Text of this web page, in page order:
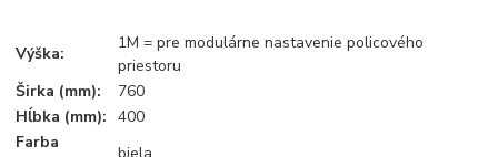
Výška:
1M = pre modulárne nastavenie policového
priestoru
Širka (mm):
760
Hĺbka (mm): 400
Farba